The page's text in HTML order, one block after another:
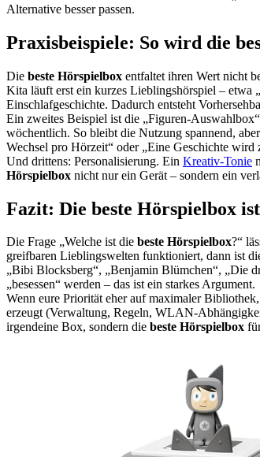
Alternative besser passen.
Praxisbeispiele: So wird die
Die beste Hörspielbox entfaltet ihren Wert nicht
Kita läuft erst ein kurzes Lieblingshörspiel – etwa
Einschlafgeschichte. Dadurch entsteht
Ein zweites Beispiel ist die „Figuren-
wöchentlich. So bleibt die Nutzung spannend,
Wechsel pro Hörzeit“ oder „Eine Geschichte
Und drittens: Personalisierung. Ein Kreativ-Tonie
Hörspielbox nicht nur ein Gerät – sondern ein
Fazit: Die beste Hörspielbox
Die Frage „Welche ist die beste Hörspielbox?“
greifbaren Lieblingswelten funktioniert, dann ist
„Bibi Blocksberg“, „Benjamin Blümchen“, „Die
„besessen“ werden – das ist ein starkes Argument.
Wenn eure Priorität eher auf maximaler
erzeugt (Verwaltung, Regeln, WLAN-
irgendeine Box, sondern die beste Hörspielbox